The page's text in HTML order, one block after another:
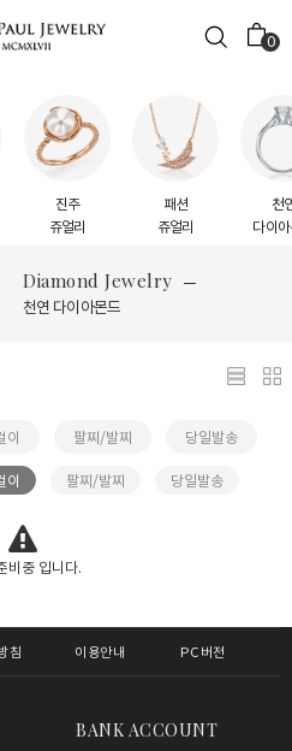
0
진주
쥬얼리
패션
쥬얼리
천연
다이아몬
Diamond Jewelry
천연 다이아몬드
이 팔찌/발찌 당일발송
이 팔찌/발찌 당일발송
비중 입니다.
침 이용안내 PC버전
BANK ACCOUNT